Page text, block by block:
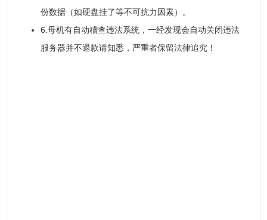
份数据（如硬盘挂了等不可抗力因素）。
6.母机有自动稽查违法系统，一经发现会自动关闭违法
服务器并不退款请知悉，严重者保留法律追究！